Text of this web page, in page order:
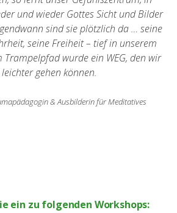
und wieder Gottes Sicht und Bilder
sind sie plötzlich da … seine
seine Freiheit – tief in unserem
Trampelpfad wurde ein WEG, den wir
gehen können.
& Ausbilderin für Meditatives
ein zu folgenden Workshops: